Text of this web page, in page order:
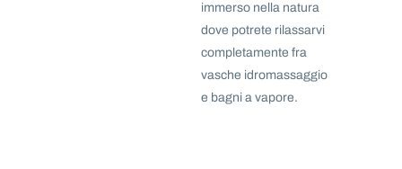
immerso nella natura
dove potrete rilassarvi
completamente fra
vasche idromassaggio
e bagni a vapore.